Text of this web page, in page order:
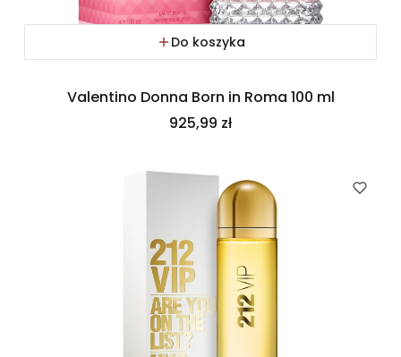
Do koszyka
Valentino Donna Born in Roma 100 ml
Cena
925,99 zł